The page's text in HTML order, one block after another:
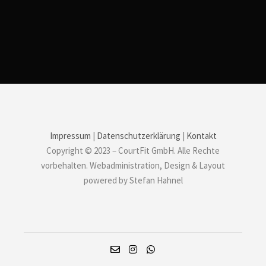
Impressum | Datenschutzerklärung | Kontakt
Copyright © 2023 – CourtFit GmbH. Alle Rechte
vorbehalten. Webadministration, Design & Layout
powered by Stefan Hahnel